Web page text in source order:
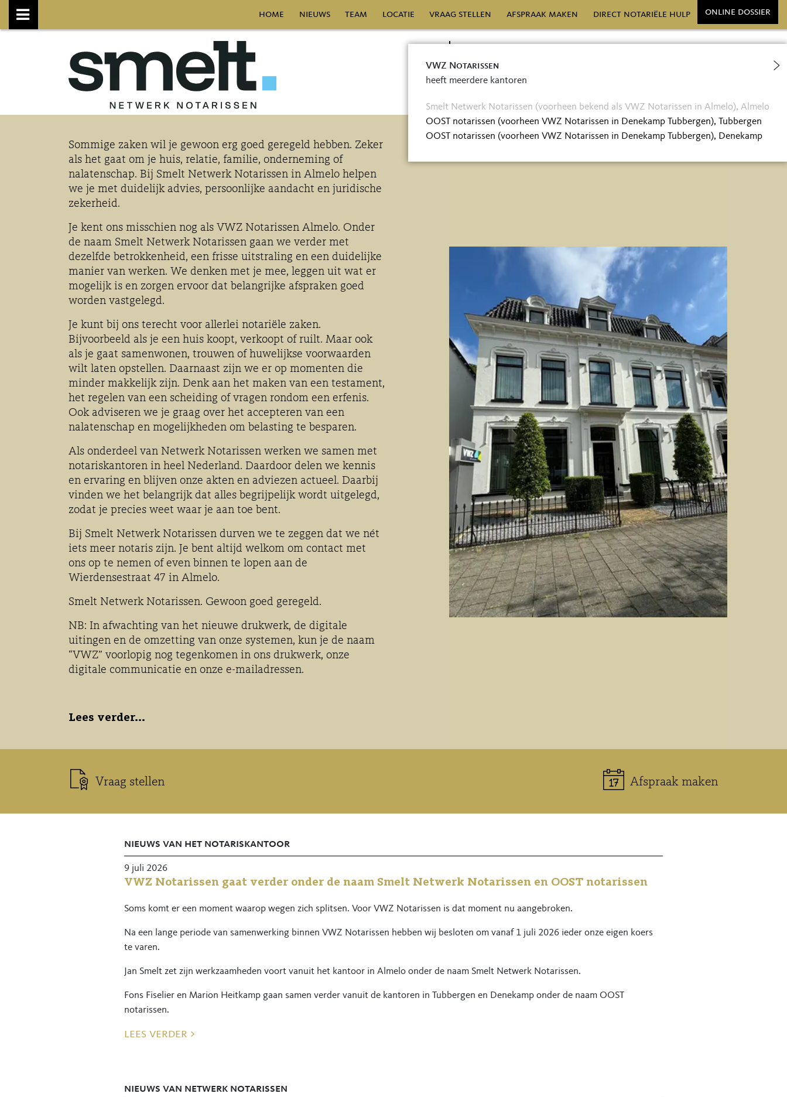
home nieuws team locatie vraag stellen afspraak maken direct notariële hulp online dossier
VWZ Notarissen
heeft meerdere kantoren
Smelt Netwerk Notarissen (voorheen bekend als VWZ Notarissen in Almelo), Almelo
OOST notarissen (voorheen VWZ Notarissen in Denekamp Tubbergen), Tubbergen
OOST notarissen (voorheen VWZ Notarissen in Denekamp Tubbergen), Denekamp
info@smeltnotarissen.nl
Sommige zaken wil je gewoon erg goed geregeld hebben. Zeker
als het gaat om je huis, relatie, familie, onderneming of
nalatenschap. Bij Smelt Netwerk Notarissen in Almelo helpen
we je met duidelijk advies, persoonlijke aandacht en juridische
zekerheid.
Je kent ons misschien nog als VWZ Notarissen Almelo. Onder
de naam Smelt Netwerk Notarissen gaan we verder met
dezelfde betrokkenheid, een frisse uitstraling en een duidelijke
manier van werken. We denken met je mee, leggen uit wat er
mogelijk is en zorgen ervoor dat belangrijke afspraken goed
worden vastgelegd.
Je kunt bij ons terecht voor allerlei notariële zaken.
Bijvoorbeeld als je een huis koopt, verkoopt of ruilt. Maar ook
als je gaat samenwonen, trouwen of huwelijkse voorwaarden
wilt laten opstellen. Daarnaast zijn we er op momenten die
minder makkelijk zijn. Denk aan het maken van een testament,
het regelen van een scheiding of vragen rondom een erfenis.
Ook adviseren we je graag over het accepteren van een
nalatenschap en mogelijkheden om belasting te besparen.
Als onderdeel van Netwerk Notarissen werken we samen met
notariskantoren in heel Nederland. Daardoor delen we kennis
en ervaring en blijven onze akten en adviezen actueel. Daarbij
vinden we het belangrijk dat alles begrijpelijk wordt uitgelegd,
zodat je precies weet waar je aan toe bent.
Bij Smelt Netwerk Notarissen durven we te zeggen dat we nét
iets meer notaris zijn. Je bent altijd welkom om contact met
ons op te nemen of even binnen te lopen aan de
Wierdensestraat 47 in Almelo.
Smelt Netwerk Notarissen. Gewoon goed geregeld.
NB: In afwachting van het nieuwe drukwerk, de digitale
uitingen en de omzetting van onze systemen, kun je de naam
“VWZ” voorlopig nog tegenkomen in ons drukwerk, onze
digitale communicatie en onze e-mailadressen.
Lees verder...
Vraag stellen Afspraak maken
nieuws van het notariskantoor
9 juli 2026
VWZ Notarissen gaat verder onder de naam Smelt Netwerk Notarissen en OOST notarissen
Soms komt er een moment waarop wegen zich splitsen. Voor VWZ Notarissen is dat moment nu aangebroken.
Na een lange periode van samenwerking binnen VWZ Notarissen hebben wij besloten om vanaf 1 juli 2026 ieder onze eigen koers
te varen.
Jan Smelt zet zijn werkzaamheden voort vanuit het kantoor in Almelo onder de naam Smelt Netwerk Notarissen.
Fons Fiselier en Marion Heitkamp gaan samen verder vanuit de kantoren in Tubbergen en Denekamp onder de naam OOST
notarissen.
Voor u als relatie blijft het belangrijkste onveranderd: de betrokkenheid, zorgvuldigheid en kwaliteit die u van ons gewend bent.
Tegelijkertijd kijken wij met vertrouwen vooruit naar deze nieuwe fase.
lees verder >
nieuws van netwerk notarissen